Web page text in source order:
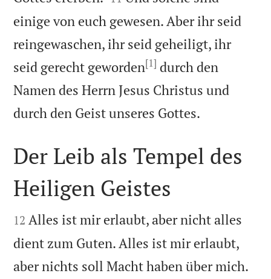
einige von euch gewesen. Aber ihr seid
reingewaschen, ihr seid geheiligt, ihr
seid gerecht geworden[1] durch den
Namen des Herrn Jesus Christus und
durch den Geist unseres Gottes.

Der Leib als Tempel des
Heiligen Geistes

12 Alles ist mir erlaubt, aber nicht alles
dient zum Guten. Alles ist mir erlaubt,
aber nichts soll Macht haben über mich.